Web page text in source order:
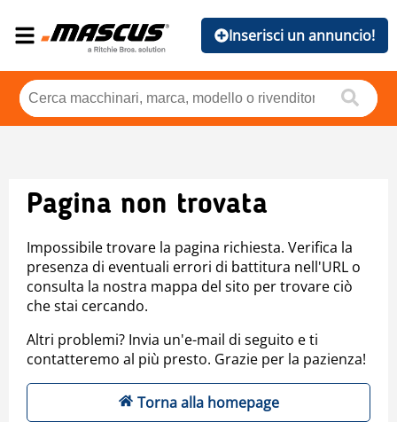
Inserisci un annuncio!
Pagina non trovata
Impossibile trovare la pagina richiesta. Verifica la
presenza di eventuali errori di battitura nell'URL o
consulta la nostra mappa del sito per trovare ciò
che stai cercando.
Altri problemi? Invia un'e-mail di seguito e ti
contatteremo al più presto. Grazie per la pazienza!
Torna alla homepage